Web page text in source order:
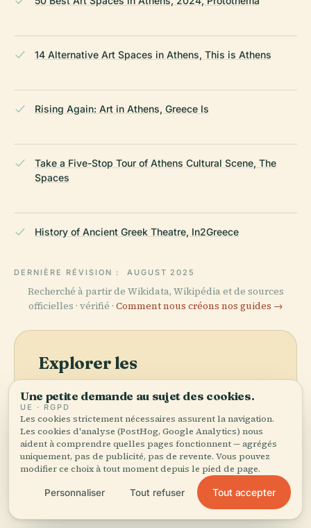
14 Alternative Art Spaces in Athens, This is Athens
Rising Again: Art in Athens, Greece Is
Take a Five-Stop Tour of Athens Cultural Scene, The
Spaces
History of Ancient Greek Theatre, In2Greece
DERNIÈRE RÉVISION : AUGUST 2025
Recherché à partir de Wikidata, Wikipédia et de sources
officielles · vérifié · Comment nous créons nos guides →
Explorer les
environs
Découvrez Rabbithole Art
& Performance Space sur
la carte et voyez ce qu'il y a
à proximité.
Une petite demande au sujet des cookies.
UE · RGPD
Les cookies strictement nécessaires assurent la navigation.
Les cookies d'analyse (PostHog, Google Analytics) nous
aident à comprendre quelles pages fonctionnent — agrégés
uniquement, pas de publicité, pas de revente. Vous pouvez
modifier ce choix à tout moment depuis le pied de page.
Personnaliser Tout refuser Tout accepter